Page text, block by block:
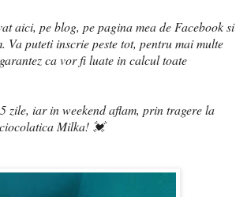
aici, pe blog, pe pagina mea de Facebook si
Va puteti inscrie peste tot, pentru mai multe
ca vor fi luate in calcul toate
zile, iar in weekend aflam, prin tragere la
Milka! 💓